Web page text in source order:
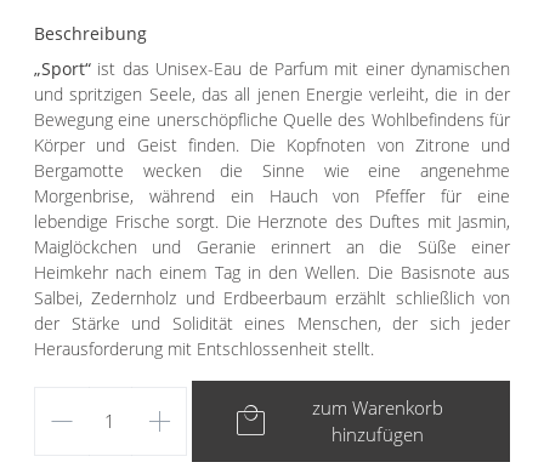
Beschreibung
„Sport“ ist das Unisex-Eau de Parfum mit einer dynamischen
und spritzigen Seele, das all jenen Energie verleiht, die in der
Bewegung eine unerschöpfliche Quelle des Wohlbefindens für
Körper und Geist finden. Die Kopfnoten von Zitrone und
Bergamotte wecken die Sinne wie eine angenehme
Morgenbrise, während ein Hauch von Pfeffer für eine
lebendige Frische sorgt. Die Herznote des Duftes mit Jasmin,
Maiglöckchen und Geranie erinnert an die Süße einer
Heimkehr nach einem Tag in den Wellen. Die Basisnote aus
Salbei, Zedernholz und Erdbeerbaum erzählt schließlich von
der Stärke und Solidität eines Menschen, der sich jeder
Herausforderung mit Entschlossenheit stellt.
remove add local_mall
zum Warenkorb
hinzufügen